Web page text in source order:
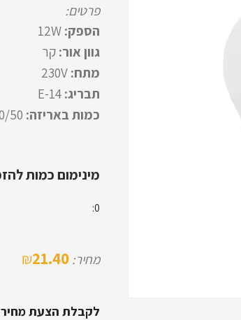
פרטים:
הספק:12W
גוון אור:קר
מתח:
תבריג:
כמות באריזה: 50
מינימום כמות להזמנה 20
0:
מחיר: 21.40
₪
לקבלת הצעת מחיר